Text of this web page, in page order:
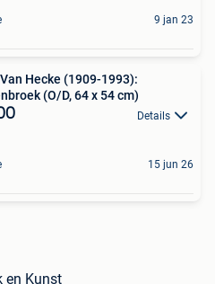
9 jan 23
Hecke (1909-1993):
(O/D, 64 x 54 cm)
Details
15 jun 26
en Kunst